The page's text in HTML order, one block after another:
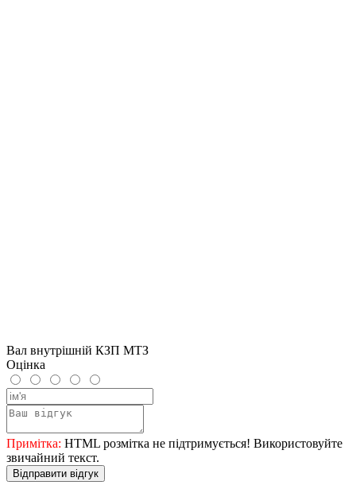
Вал внутрішній КЗП МТЗ
Оцінка
Примітка: HTML розмітка не підтримується! Використовуйте
звичайний текст.
Відправити відгук